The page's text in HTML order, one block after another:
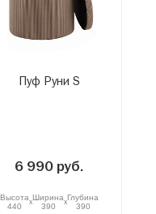
Пуф Руни S
6 990 руб.
Высота
440
xШирина
390
xГлубина
390